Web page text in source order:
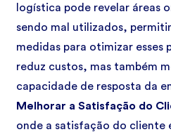
logística pode revelar áreas
sendo mal utilizados,
medidas para otimizar esses
reduz custos, mas também
capacidade de resposta da
Melhorar a Satisfação do
onde a satisfação do cliente